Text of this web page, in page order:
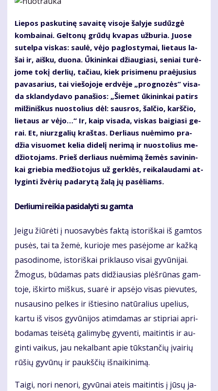
Lie­pos pas­ku­ti­nę sa­vai­tę vi­so­je ša­ly­je su­dūz­gė
kom­bai­nai. Gel­to­nų grū­dų kva­pas už­bu­ria. Juo­se
su­tel­pa vis­kas: sau­lė, vė­jo pa­glos­ty­mai, lie­taus la­
šai ir, aiš­ku, duo­na. Ūki­nin­kai džiau­gia­si, se­niai tu­rė­
jo­me to­kį der­lių, ta­čiau, kiek pri­si­me­nu pra­ėju­sius
pa­va­sa­rius, tai vie­šo­jo­je erd­vė­je „prog­no­zės” vi­sa­
da sklan­dy­da­vo pa­na­šios: „Šie­met ūki­nin­kai pa­tirs
mil­ži­niš­kus nuos­to­lius dėl: saus­ros, šal­čio, karš­čio,
lie­taus ar vė­jo…“ Ir, kaip vi­sa­da, vis­kas bai­gia­si ge­
rai. Et, niurz­ga­lių kraš­tas. Der­liaus nu­ė­mi­mo pra­
džia vi­suo­met ke­lia di­de­lį ne­ri­mą ir nuos­to­lius me­
džio­to­jams. Prieš der­liaus nu­ė­mi­mą že­mės sa­vi­nin­
kai grie­bia me­džio­to­jus už ger­klės, rei­ka­lau­da­mi at­
ly­gin­ti žvė­rių pa­da­ry­tą ža­lą jų pa­sė­liams.
Derliu­mi rei­kia pa­si­da­ly­ti su gam­ta
Jei­gu žiū­rė­ti į nuo­sa­vy­bės fak­tą is­to­riš­kai iš gam­tos
pu­sės, tai ta že­mė, ku­rio­je mes pa­sė­jo­me ar kaž­ką
pa­so­di­no­me, is­to­riš­kai pri­klau­so vi­sai gy­vū­ni­jai.
Žmo­gus, bū­da­mas pats di­džiau­sias plėš­rū­nas gam­
to­je, iš­kir­to miš­kus, su­arė ir ap­sė­jo vi­sas pie­vu­tes,
nu­sau­si­no pel­kes ir iš­tie­si­no na­tū­ra­lius upe­lius,
kar­tu iš vi­sos gy­vū­ni­jos at­im­da­mas ar stip­riai ap­ri­
bo­da­mas tei­sė­tą ga­li­my­bę gy­ven­ti, mai­tin­tis ir au­
gin­ti vai­kus, jau ne­kal­bant apie tūks­tan­čių įvai­rių
rū­šių gy­vū­nų ir paukš­čių iš­nai­ki­ni­mą.
Tai­gi, no­ri ne­no­ri, gy­vū­nai at­eis mai­tin­tis į jū­sų ja­